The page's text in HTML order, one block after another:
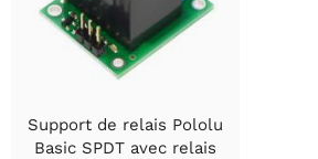
Support de relais Pololu
Basic SPDT avec relais